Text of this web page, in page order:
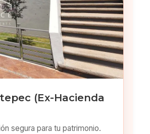
(Ex-Hacienda
segura para tu patrimonio.